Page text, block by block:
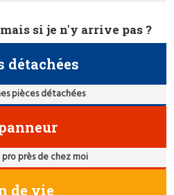
si je n'y arrive pas ?
détachées
pièces détachées
près de chez moi
de vie